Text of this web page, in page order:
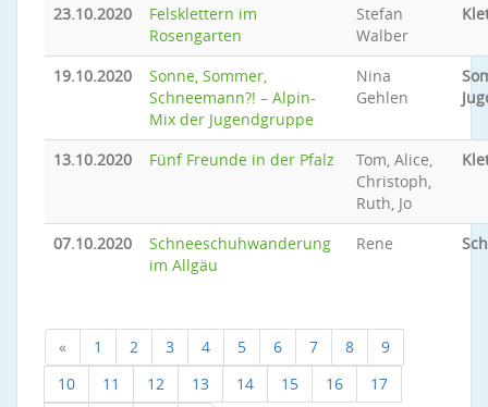
23.10.2020
Felsklettern im
Rosengarten
Stefan
Walber
19.10.2020
Sonne, Sommer,
Schneemann?! – Alpin-
Mix der Jugendgruppe
Nina
Gehlen
13.10.2020 Fünf Freunde in der Pfalz
Tom, Alice,
Christoph,
Ruth, Jo
07.10.2020
Schneeschuhwanderung
im Allgäu
Rene
« 1 2 3 4 5 6 7 8
9
10
11 12 13 14 15 16 17